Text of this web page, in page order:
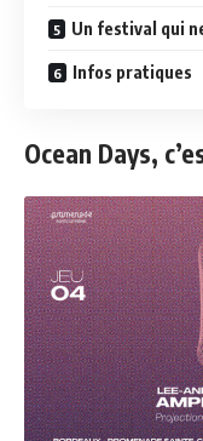
Un festival qui
Infos pratiques
Ocean Days,